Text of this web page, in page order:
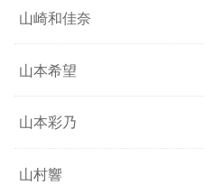
山崎和佳奈
山本希望
山本彩乃
山村響